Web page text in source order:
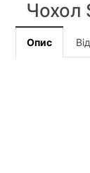
Чохол
Опис